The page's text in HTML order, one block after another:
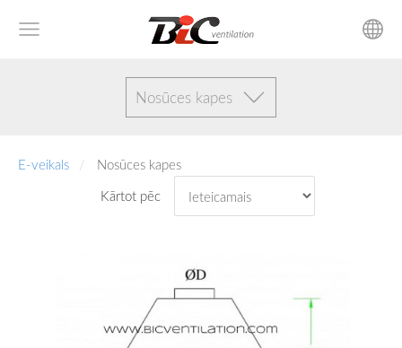
Nosūces kapes
E-veikals
Nosūces kapes
Kārtot pēc